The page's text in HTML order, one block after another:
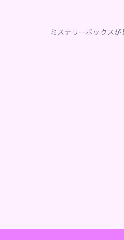
ミステリーボックスが